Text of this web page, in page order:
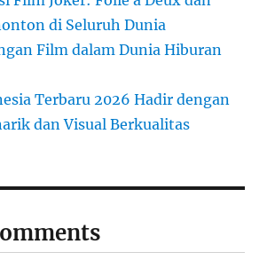
di Seluruh Dunia
Film dalam Dunia Hiburan
Terbaru 2026 Hadir dengan
dan Visual Berkualitas